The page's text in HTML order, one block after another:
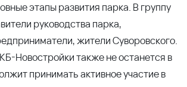
этапы развития парка. В группу
руководства парка,
жители Суворовского.
Новостройки также не останется в
принимать активное участие в